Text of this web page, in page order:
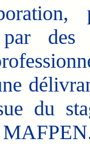
des
du